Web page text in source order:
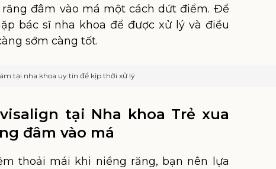
đâm vào má một cách dứt điểm. Để
bác sĩ nha khoa để được xử lý và điều
sớm càng tốt.
tại nha khoa uy tín để kịp thời xử lý
tại Nha khoa Trẻ xua
đâm vào má
thoải mái khi niềng răng, bạn nên lựa